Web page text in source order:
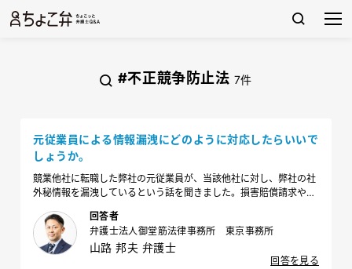
#不正競争防止法 7件
元従業員による情報漏洩にどのように対応したらいいで
しょうか。
競業他社に転職した弊社の元従業員が、当該他社に対し、弊社の社
外秘情報を漏洩しているという話を聞きました。損害賠償請求や刑
きでしょうか？回答者
弁護士法人御堂筋法律事務所 東京事務所
山路 邦夫 弁護士
回答を見る